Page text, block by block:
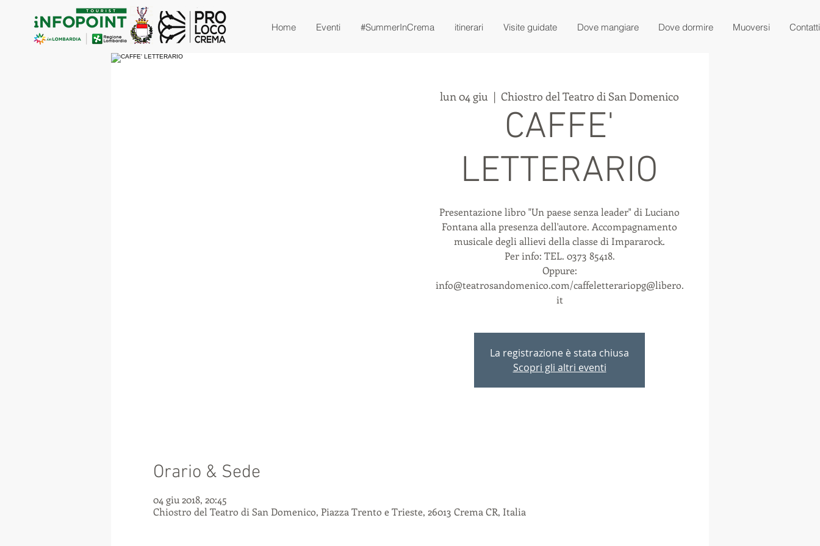
Home Eventi #SummerInCrema itinerari Visite guidate Dove mangiare Dove dormire Muoversi Contatti
lun 04 giu
  |
Chiostro del Teatro di San Domenico
CAFFE'
LETTERARIO
Presentazione libro "Un paese senza leader" di Luciano
Fontana alla presenza dell'autore. Accompagnamento
musicale degli allievi della classe di Impararock.
Per info: TEL. 0373 85418.
Oppure:
info@teatrosandomenico.com/caffeletterariopg@libero.
it
La registrazione è stata chiusa
Scopri gli altri eventi
Orario & Sede
04 giu 2018, 20:45
Chiostro del Teatro di San Domenico, Piazza Trento e Trieste, 26013 Crema CR, Italia